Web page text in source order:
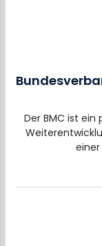
Der BMC ist